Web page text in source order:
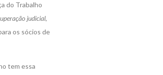
do Trabalho
judicial,
os sócios de
tem essa